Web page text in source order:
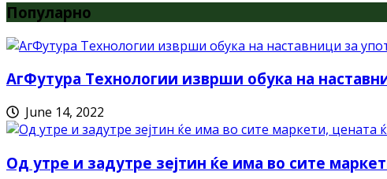
Популарно
АгФутура Технологии изврши обука на
June 14, 2022
Од утре и задутре зејтин ќе има во сите